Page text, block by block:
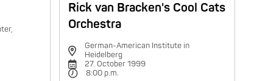
Rick van Bracken's Cool Cats
Orchestra
German-American Institute in
Heidelberg
27. October 1999
8:00 p.m.